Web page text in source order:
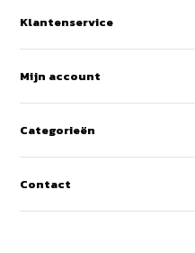
Klantenservice
Mijn account
Categorieën
Contact